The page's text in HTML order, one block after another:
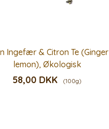
Ingefær & Citron Te (Ginger
lemon), Økologisk
58,00 DKK (100g)